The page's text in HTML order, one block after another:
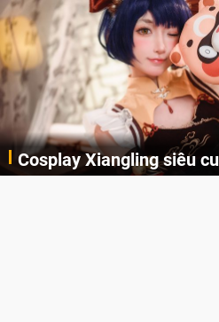
Cosplay Xiangling siêu